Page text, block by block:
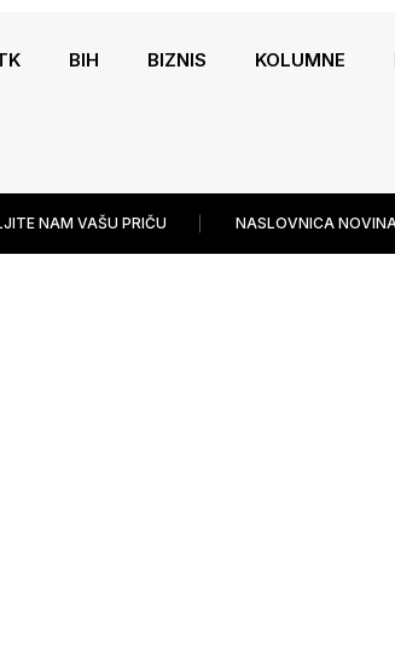
BIH BIZNIS KOLUMNE
NAM VAŠU PRIČU NASLOVNICA